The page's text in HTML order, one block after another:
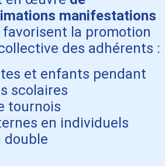
manifestations
la promotion
des adhérents :
et enfants pendant
scolaires
tournois
en individuels
double